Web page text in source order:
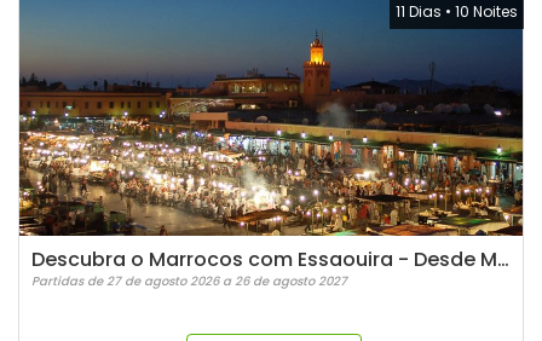
11 Dias • 10 Noites
Descubra o Marrocos com Essaouira - Desde Marrakesh
Partidas de 27 de agosto 2026 a 26 de agosto 2027